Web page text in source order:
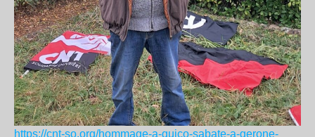
https://cnt-so.org/hommage-a-quico-sabate-a-gerone-